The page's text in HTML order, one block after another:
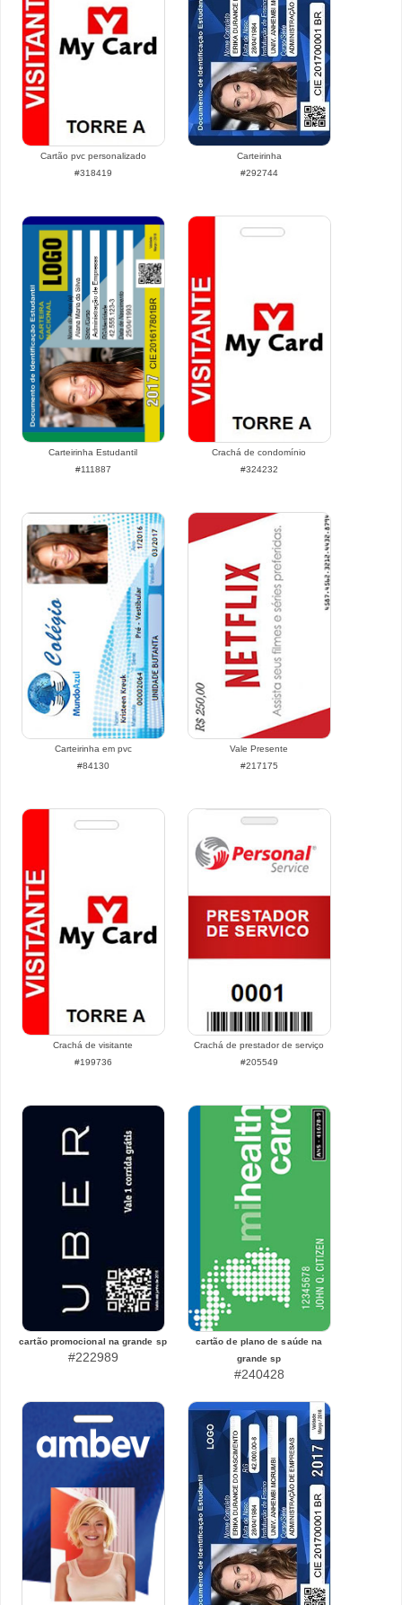
Cartão pvc personalizado
#318419
Carteirinha
#292744
Carteirinha Estudantil
#111887
Crachá de condomínio
#324232
Carteirinha em pvc
#84130
Vale Presente
#217175
Crachá de visitante
#199736
Crachá de prestador de serviço
#205549
cartão promocional na grande sp
#222989
cartão de plano de saúde na
grande sp
#240428